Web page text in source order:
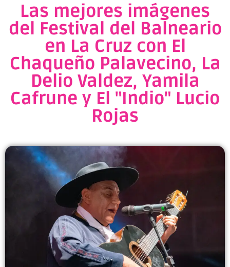
Las mejores imágenes
del Festival del Balneario
en La Cruz con El
Chaqueño Palavecino, La
Delio Valdez, Yamila
Cafrune y El "Indio" Lucio
Rojas